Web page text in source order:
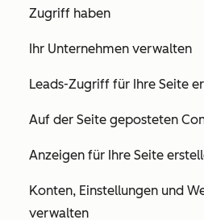
Zugriff haben
Ihr Unternehmen verwalten
Leads-Zugriff für Ihre Seite
Auf der Seite geposteten
Anzeigen für Ihre Seite
Konten, Einstellungen und
verwalten